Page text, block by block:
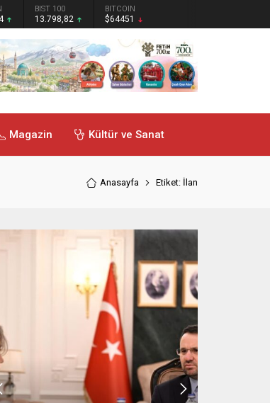
BIST 100
13.798,82
BITCOIN
$64451
Magazin Kültür ve Sanat
Anasayfa Etiket: İlan